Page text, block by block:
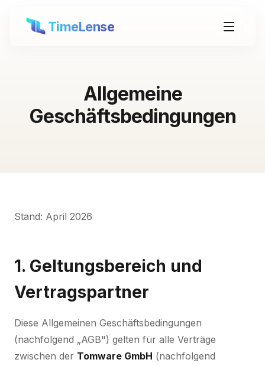
TimeLense
Allgemeine
Geschäftsbedingungen
Stand: April 2026
1. Geltungsbereich und
Vertragspartner
Diese Allgemeinen Geschäftsbedingungen
(nachfolgend „AGB") gelten für alle Verträge
zwischen der Tomware GmbH (nachfolgend